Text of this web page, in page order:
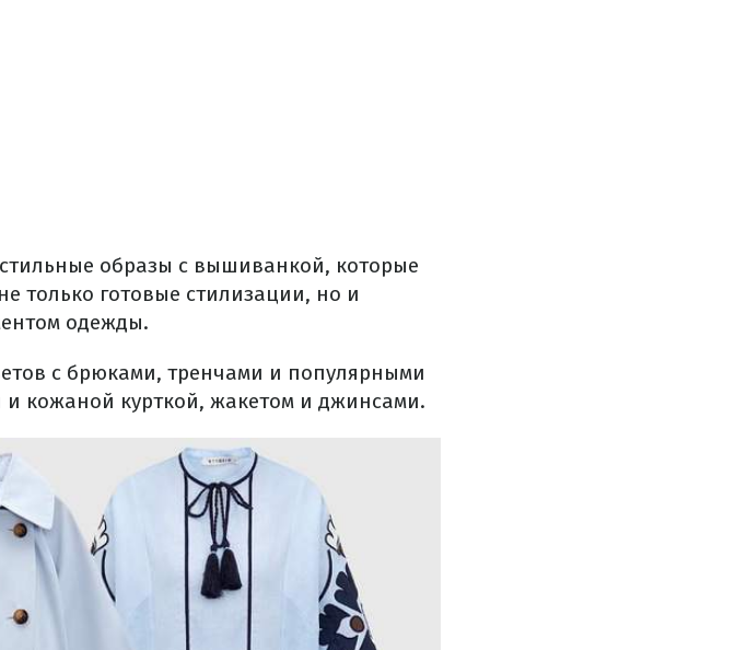
образы с вышиванкой, которые
только готовые стилизации, но и
одежды.
с брюками, тренчами и популярными
кожаной курткой, жакетом и джинсами.